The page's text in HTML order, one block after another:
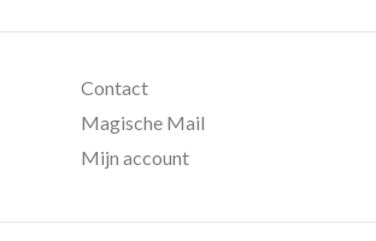
Contact
Magische Mail
Mijn account